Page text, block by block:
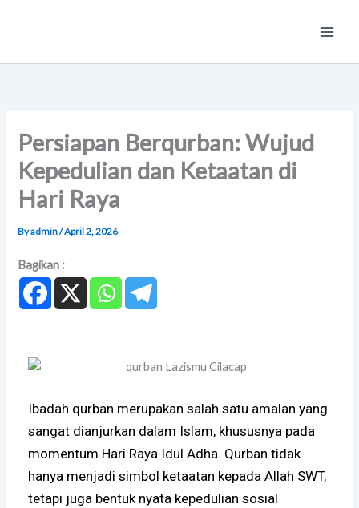
Menu
Persiapan Berqurban: Wujud
Kepedulian dan Ketaatan di
Hari Raya
Byadmin/April 2, 2026
Bagikan :
Ibadah qurban merupakan salah satu amalan yang
sangat dianjurkan dalam Islam, khususnya pada
momentum Hari Raya Idul Adha. Qurban tidak
hanya menjadi simbol ketaatan kepada Allah SWT,
tetapi juga bentuk nyata kepedulian sosial